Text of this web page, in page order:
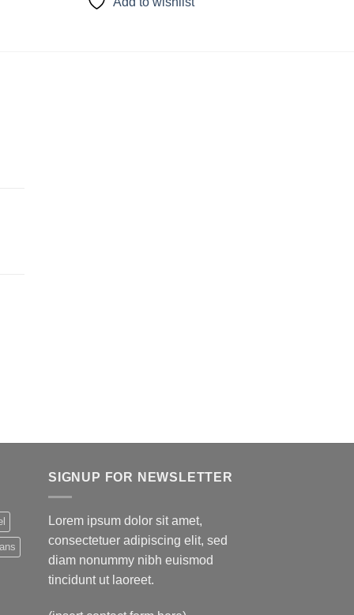
$29.00.
SIGNUP FOR NEWSLETTER
Lorem ipsum dolor sit amet,
consectetuer adipiscing elit, sed
diam nonummy nibh euismod
tincidunt ut laoreet.